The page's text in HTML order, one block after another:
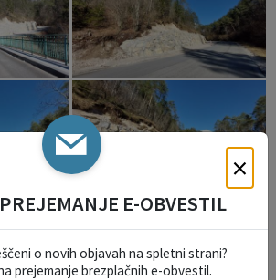
×
E-OBVESTIL
o novih objavah na spletni strani?
prejemanje brezplačnih e-obvestil.